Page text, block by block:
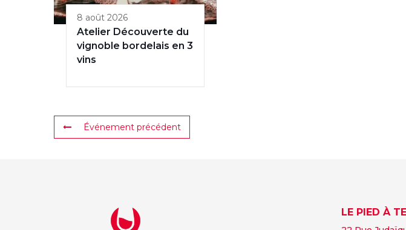
8 août 2026
Atelier Découverte du
vignoble bordelais en 3
vins
Événement précédent
LE PIED À